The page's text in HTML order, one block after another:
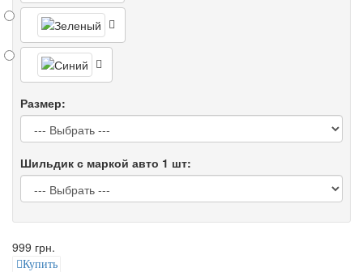
Размер:
Шильдик с маркой авто 1 шт:
999 грн.
Купить